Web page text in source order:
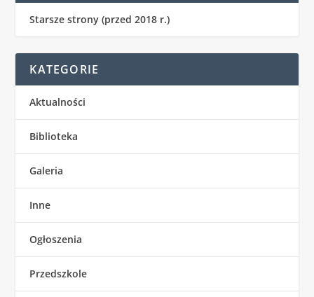
Starsze strony (przed 2018 r.)
KATEGORIE
Aktualności
Biblioteka
Galeria
Inne
Ogłoszenia
Przedszkole